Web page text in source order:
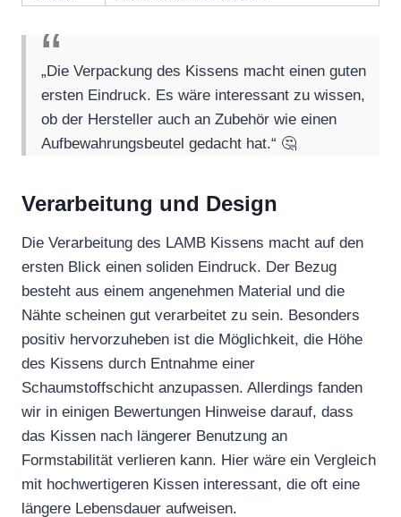
„Die Verpackung des Kissens macht einen guten
ersten Eindruck. Es wäre interessant zu wissen,
ob der Hersteller auch an Zubehör wie einen
Aufbewahrungsbeutel gedacht hat.“ 🤔
Verarbeitung und Design
Die Verarbeitung des LAMB Kissens macht auf den
ersten Blick einen soliden Eindruck. Der Bezug
besteht aus einem angenehmen Material und die
Nähte scheinen gut verarbeitet zu sein. Besonders
positiv hervorzuheben ist die Möglichkeit, die Höhe
des Kissens durch Entnahme einer
Schaumstoffschicht anzupassen. Allerdings fanden
wir in einigen Bewertungen Hinweise darauf, dass
das Kissen nach längerer Benutzung an
Formstabilität verlieren kann. Hier wäre ein Vergleich
mit hochwertigeren Kissen interessant, die oft eine
längere Lebensdauer aufweisen.